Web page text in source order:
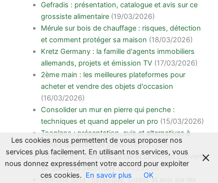
Gefradis : présentation, catalogue et avis sur ce
grossiste alimentaire (19/03/2026)
Mérule sur bois de chauffage : risques, détection
et comment protéger sa maison (18/03/2026)
Kretz Germany : la famille d'agents immobiliers
allemands, projets et émission TV (17/03/2026)
2ème main : les meilleures plateformes pour
acheter et vendre des objets d'occasion
(16/03/2026)
Consolider un mur en pierre qui penche :
techniques et quand appeler un pro (15/03/2026)
Tooplans : présentation, avis et alternatives à
cette plateforme de plans (14/03/2026)
50 cl en ml : combien ça fait et comment convertir
en quelques secondes (13/03/2026)
Poltrone Sofa : catalogue, soldes et avis sur les
Les cookies nous permettent de vous proposer nos
services plus facilement. En utilisant nos services, vous
nous donnez expressément votre accord pour exploiter
ces cookies. En savoir plus OK